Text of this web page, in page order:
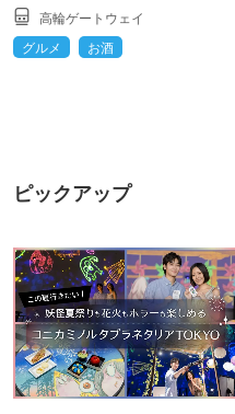
高輪ゲートウェイ
グルメ
お酒
ピックアップ